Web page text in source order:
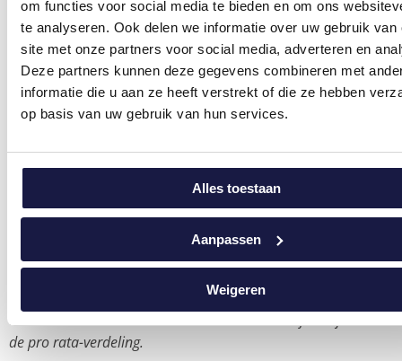
om functies voor social media te bieden en om ons
te analyseren. Ook delen we informatie over uw gebruik van
site met onze partners voor social media, adverteren en
Deze partners kunnen deze gegevens combineren met
informatie die u aan ze heeft verstrekt of die ze hebben
op basis van uw gebruik van hun services.
Alles toestaan
Aanpassen
Weigeren
Dit is een korting van 3.300 euro (3.750 – 450).
(12) Art. 2.7.3.2.9 VCF.
(13) Dit is in een situatie waar het gaat om een broer of zus
die ook als beste vriend is aangeduid.
(14) Dit is in een situatie waar het gaat om een begiftigde
persoon die wordt belast aan het tarief tussen anderen en die
zoals gewijzigd op 27 september
2021, publicatie op 18 oktober 2021.
(17) In het standpunt zijn een aantal voorbeelden terug te
vinden. O.i. zijn dit geen echte schoolvoorbeelden van
‘andersluidende bepalingen’. Enkel in de hypothese dat aan
elke beste vriend een gelijk legaat wordt toegekend, zijn de
voorbeelden een illustratie van manieren om af te wijken van
de pro rata-verdeling.